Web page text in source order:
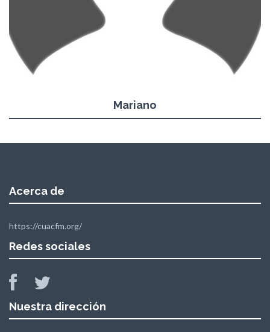
Mariano
Acerca de
https://cuacfm.org/
Redes sociales
Nuestra dirección